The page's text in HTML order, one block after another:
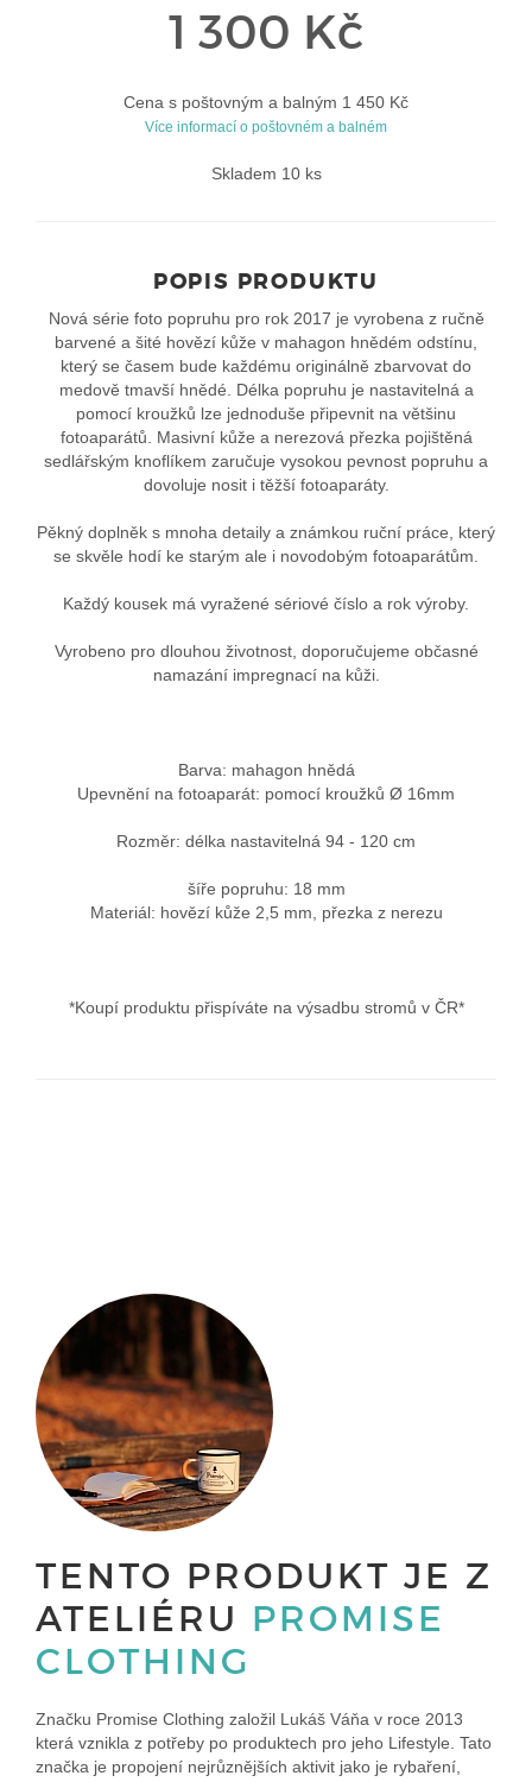
1 300 Kč
Cena s poštovným a balným 1 450 Kč
Více informací o poštovném a balném
Skladem 10 ks
POPIS PRODUKTU
Nová série foto popruhu pro rok 2017 je vyrobena z ručně
barvené a šité hovězí kůže v mahagon hnědém odstínu,
který se časem bude každému originálně zbarvovat do
medově tmavší hnědé. Délka popruhu je nastavitelná a
pomocí kroužků lze jednoduše připevnit na většinu
fotoaparátů. Masivní kůže a nerezová přezka pojištěná
sedlářským knoflíkem zaručuje vysokou pevnost popruhu a
dovoluje nosit i těžší fotoaparáty.
Pěkný doplněk s mnoha detaily a známkou ruční práce, který
se skvěle hodí ke starým ale i novodobým fotoaparátům.
Každý kousek má vyražené sériové číslo a rok výroby.
Vyrobeno pro dlouhou životnost, doporučujeme občasné
namazání impregnací na kůži.
Barva: mahagon hnědá
Upevnění na fotoaparát: pomocí kroužků Ø 16mm
Rozměr: délka nastavitelná 94 - 120 cm
šíře popruhu: 18 mm
Materiál: hovězí kůže 2,5 mm, přezka z nerezu
*Koupí produktu přispíváte na výsadbu stromů v ČR*
TENTO PRODUKT JE Z
ATELIÉRU PROMISE
CLOTHING
Značku Promise Clothing založil Lukáš Váňa v roce 2013
která vznikla z potřeby po produktech pro jeho Lifestyle. Tato
značka je propojení nejrůznějších aktivit jako je rybaření,